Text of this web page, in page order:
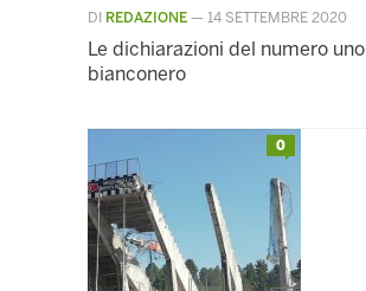
DI REDAZIONE — 14 SETTEMBRE 2020
Le dichiarazioni del numero uno
bianconero
0